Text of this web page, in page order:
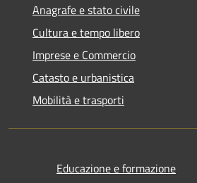
Anagrafe e stato civile
Cultura e tempo libero
Imprese e Commercio
Catasto e urbanistica
Mobilità e trasporti
Educazione e formazione